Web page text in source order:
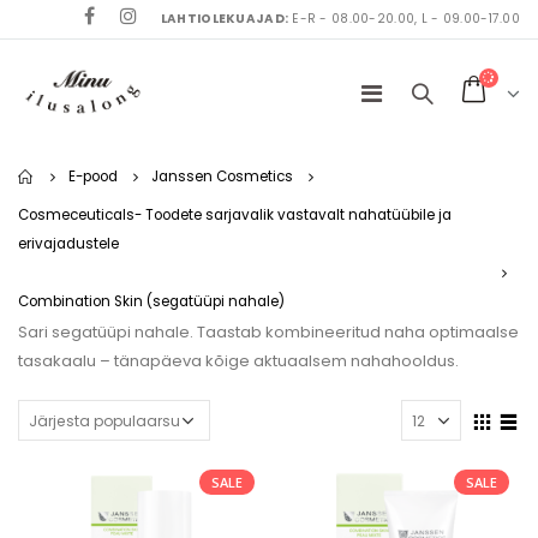
LAHTIOLEKUAJAD: E-R - 08.00-20.00, L - 09.00-17.00
Home
E-pood
Janssen Cosmetics
Cosmeceuticals- Toodete sarjavalik vastavalt nahatüübile ja
erivajadustele
Combination Skin (segatüüpi nahale)
Sari segatüüpi nahale. Taastab kombineeritud naha optimaalse
tasakaalu – tänapäeva kõige aktuaalsem nahahooldus.
SALE SALE